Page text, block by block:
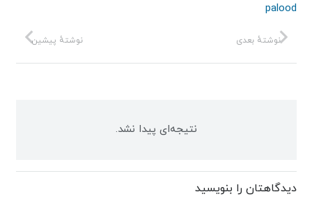
palood
نوشتهٔ پیشین نوشتهٔ بعدی
نتیجه‌ای پیدا نشد.
دیدگاهتان را بنویسید